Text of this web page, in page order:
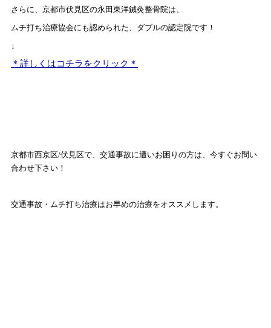
さらに、京都市伏見区の永田東洋鍼灸整骨院は、
ムチ打ち治療協会にも認められた、ダブルの認定院です！
↓
＊詳しくはコチラをクリック＊
京都市西京区/伏見区で、交通事故に遭いお困りの方は、今すぐお問い
合わせ下さい！
交通事故・ムチ打ち治療はお早めの治療をオススメします。